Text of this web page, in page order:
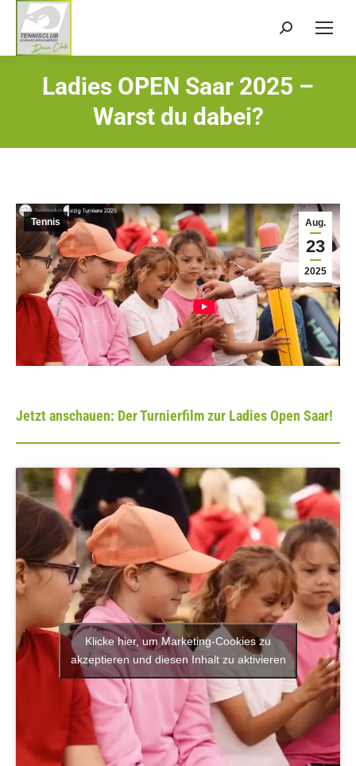
Search:
Ladies OPEN Saar 2025 –
Warst du dabei?
Aug.
23
2025
Tennis
Jetzt anschauen: Der Turnierfilm zur Ladies Open Saar!
Klicke hier, um Marketing-Cookies zu
akzeptieren und diesen Inhalt zu aktivieren